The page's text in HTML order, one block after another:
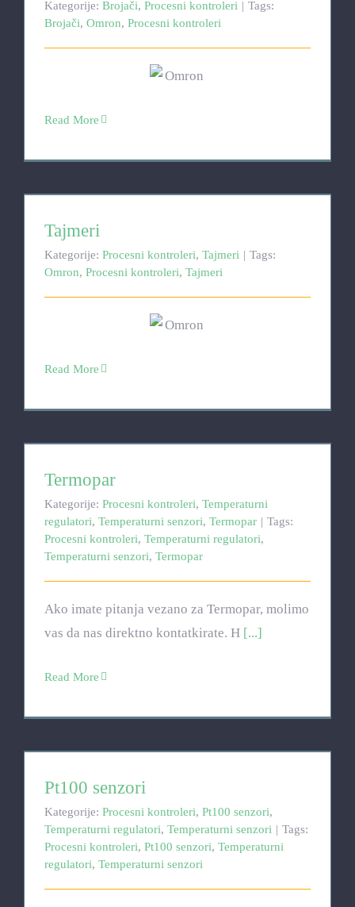
Kategorije: Brojači, Procesni kontroleri | Tags:
Brojači, Omron, Procesni kontroleri
Read More
Tajmeri
Kategorije: Procesni kontroleri, Tajmeri | Tags:
Omron, Procesni kontroleri, Tajmeri
Read More
Termopar
Kategorije: Procesni kontroleri, Temperaturni
regulatori, Temperaturni senzori, Termopar | Tags:
Procesni kontroleri, Temperaturni regulatori,
Temperaturni senzori, Termopar
Ako imate pitanja vezano za Termopar, molimo
vas da nas direktno kontatkirate. H [...]
Read More
Pt100 senzori
Kategorije: Procesni kontroleri, Pt100 senzori,
Temperaturni regulatori, Temperaturni senzori | Tags:
Procesni kontroleri, Pt100 senzori, Temperaturni
regulatori, Temperaturni senzori